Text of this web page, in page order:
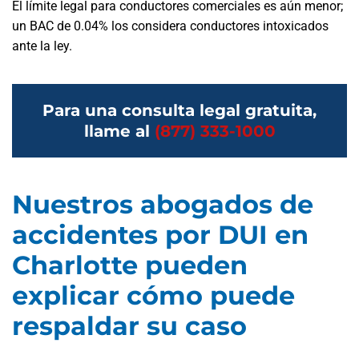
El límite legal para conductores comerciales es aún menor;
un BAC de 0.04% los considera conductores intoxicados
ante la ley.
Para una consulta legal gratuita,
llame al (877) 333-1000
Nuestros abogados de
accidentes por DUI en
Charlotte pueden
explicar cómo puede
respaldar su caso